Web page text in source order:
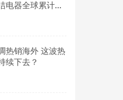
电器全球累计出
万台
热销海外 这波热
续下去？